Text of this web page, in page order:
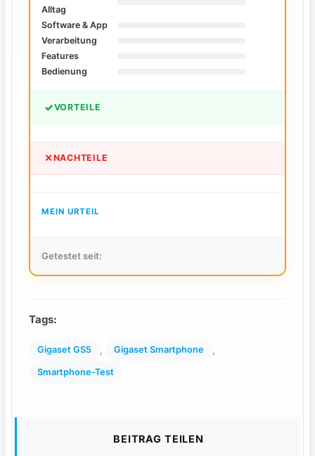
Alltag
Software & App
Verarbeitung
Features
Bedienung
✓VORTEILE
✕NACHTEILE
MEIN URTEIL
Getestet seit:
Tags:
Gigaset GS5 Gigaset Smartphone
Smartphone-Test
BEITRAG TEILEN